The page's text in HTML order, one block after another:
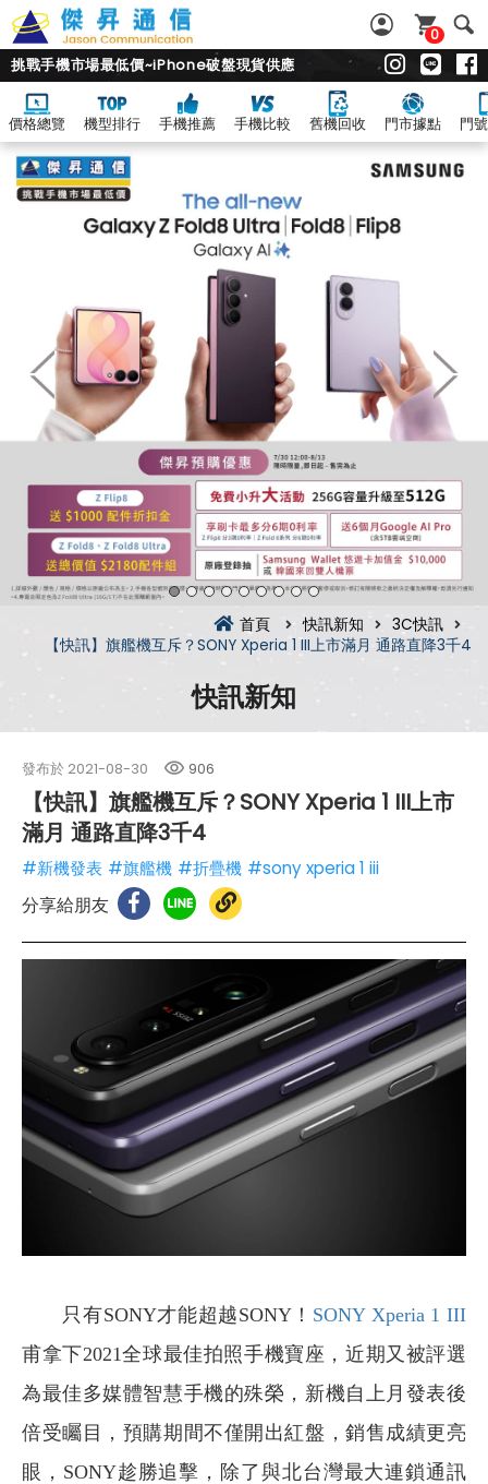
0
挑戰手機市場最低價~iPhone破盤現貨供應
價格總覽 機型排行 手機推薦 手機比較 舊機回收 門市據點 門
首頁 快訊新知
3C快訊
【快訊】旗艦機互斥？SONY Xperia 1 III上市滿月 通路直降3千4
快訊新知
發布於 2021-08-30 906
【快訊】旗艦機互斥？SONY Xperia 1 III上市
滿月 通路直降3千4
#新機發表 #旗艦機 #折疊機 #sony xperia 1 iii
分享給朋友
只有SONY才能超越SONY！ SONY Xperia 1 III
甫拿下2021全球最佳拍照手機寶座，近期又被評選
為最佳多媒體智慧手機的殊榮，新機自上月發表後
倍受矚目，預購期間不僅開出紅盤，銷售成績更亮
眼，SONY趁勝追擊，除了與北台灣最大連鎖通訊